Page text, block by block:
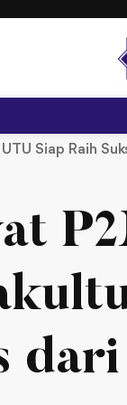
Siap Raih